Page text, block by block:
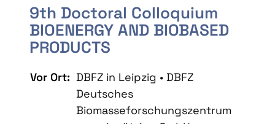
9th Doctoral Colloquium
BIOENERGY AND BIOBASED
PRODUCTS
Vor Ort: DBFZ in Leipzig • DBFZ
Deutsches
Biomasseforschungszentrum